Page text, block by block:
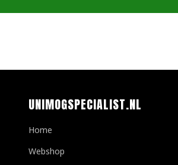
UNIMOGSPECIALIST.NL
Home
Webshop